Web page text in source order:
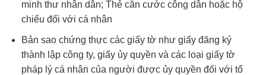
minh thư nhân dân; Thẻ căn cước công dân hoặc hộ
chiếu đối với cá nhân
Bản sao chứng thực các giấy tờ như giấy đăng ký
thành lập công ty, giấy ủy quyền và các loại giấy tờ
pháp lý cá nhân của người được ủy quyền đối với tổ